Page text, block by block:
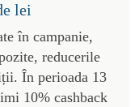
lei
în campanie,
reducerile
În perioada 13
10% cashback